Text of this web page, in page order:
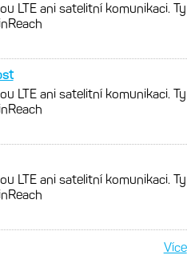
překonal hranici
akcií za devět
vzrostla